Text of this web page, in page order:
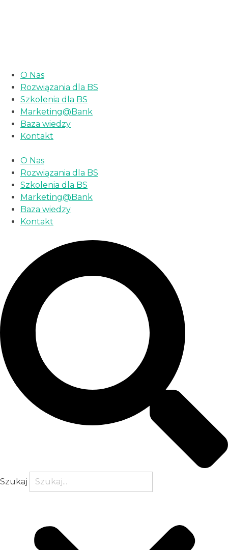
O Nas
Rozwiązania dla BS
Szkolenia dla BS
Marketing@Bank
Baza wiedzy
Kontakt
O Nas
Rozwiązania dla BS
Szkolenia dla BS
Marketing@Bank
Baza wiedzy
Kontakt
Szukaj